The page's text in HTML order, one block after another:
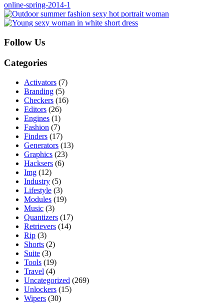
Follow Us
Categories
Activators (7)
Branding (5)
Checkers (16)
Editors (26)
Engines (1)
Fashion (7)
Finders (17)
Generators (13)
Graphics (23)
Hacksers (6)
Img (12)
Industry (5)
Lifestyle (3)
Modules (19)
Music (3)
Quantizers (17)
Retrievers (14)
Rip (3)
Shorts (2)
Suite (3)
Tools (19)
Travel (4)
Uncategorized (269)
Unlockers (15)
Wipers (30)